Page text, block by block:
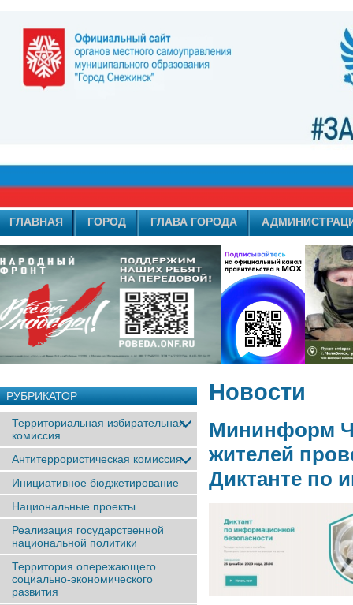
ГЛАВНАЯ ГОРОД ГЛАВА ГОРОДА
РУБРИКАТОР
Территориальная избирательная
комиссия
Антитеррористическая комиссия
Инициативное бюджетирование
Национальные проекты
Реализация государственной
национальной политики
Территория опережающего
социально-экономического
развития
Новости
Мининформ
жителей
Диктанте по